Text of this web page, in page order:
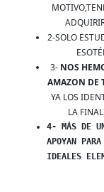
2-SOLO
3- NOS
AMAZON DE
YA LOS
LA
4- MÁS DE
APOYAN
IDEALES